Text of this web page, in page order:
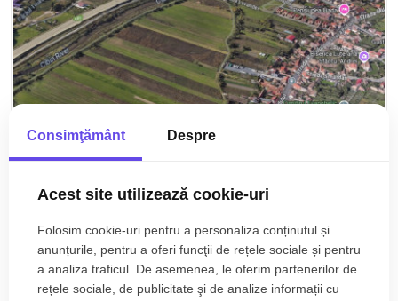
Sibiu, Gusterita
135.000€
Consimţământ Despre
Acest site utilizează cookie-uri
Folosim cookie-uri pentru a personaliza conținutul și
anunțurile, pentru a oferi funcţii de rețele sociale și pentru
a analiza traficul. De asemenea, le oferim partenerilor de
rețele sociale, de publicitate şi de analize informații cu